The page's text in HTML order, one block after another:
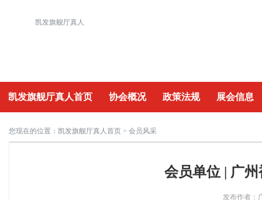
凯发旗舰厅真人
凯发旗舰厅真人首页 协会概况 政策法规 展会信息
重要活动
您现在的位置： 凯发旗舰厅真人首页 > 会员风采
会员单位 | 广
发布作者